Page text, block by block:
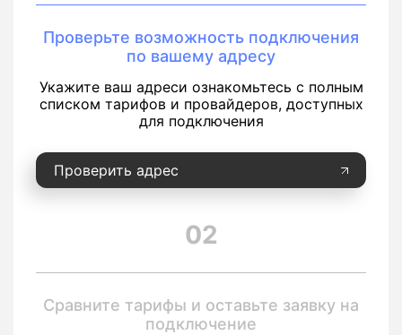
Проверьте возможность подключения
по вашему адресу
Укажите ваш адреси ознакомьтесь с полным
списком тарифов и провайдеров, доступных
для подключения
Проверить адрес
02
Сравните тарифы и оставьте заявку на
подключение